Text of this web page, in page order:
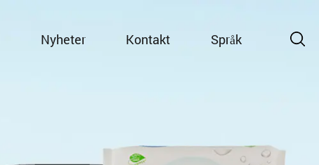
Nyheter Kontakt Språk